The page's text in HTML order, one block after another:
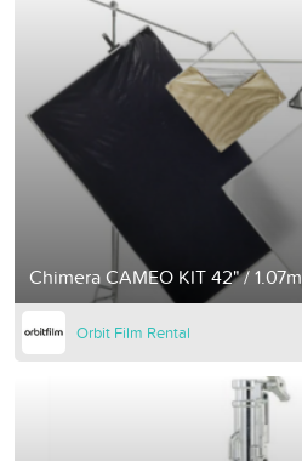
Chimera CAMEO KIT 42" / 1.07m
Orbit Film Rental